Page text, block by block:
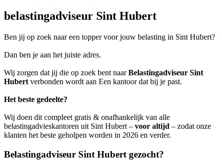
belastingadviseur Sint Hubert
Ben jij op zoek naar een topper voor jouw belasting in Sint Hubert?
Dan ben je aan het juiste adres.
Wij zorgen dat jij die op zoek bent naarBelastingadviseur Sint
Hubert verbonden wordt aan Een kantoor dat bij je past.
Het beste gedeelte?
Wij doen dit compleet gratis & onafhankelijk van alle
belastingadvieskantoren uit Sint Hubert – voor altijd – zodat onze
klanten het beste geholpen worden in 2026 en verder.
Belastingadviseur Sint Hubert gezocht?